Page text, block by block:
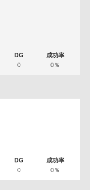
0 0％
0 0％